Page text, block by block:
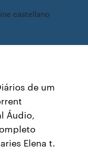
castellano
de um
Áudio,
Elena t.